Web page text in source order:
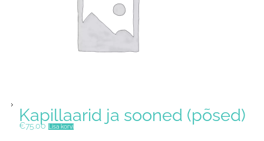
Kapillaarid ja sooned (põsed)
€75.00 Lisa korvi